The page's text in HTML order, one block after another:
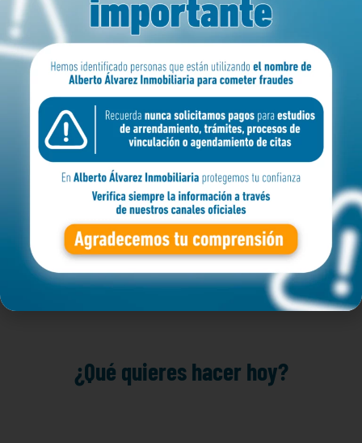
ZONA
BARRIO
APARTAMENTO
Filtro avanzado Buscar
¿Qué quieres hacer hoy?